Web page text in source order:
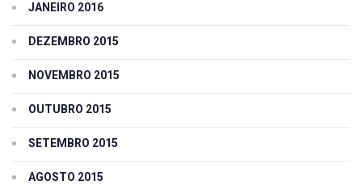
JANEIRO 2016
DEZEMBRO 2015
NOVEMBRO 2015
OUTUBRO 2015
SETEMBRO 2015
AGOSTO 2015